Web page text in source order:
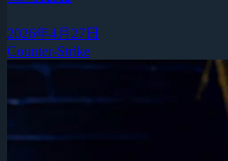
2026年4月27日
Counter-Strike